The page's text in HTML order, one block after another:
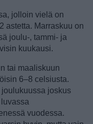
jolloin vielä on
astetta. Marraskuu on
joulu-, tammi- ja
kuukausi.
tai maaliskuun
6–8 celsiusta.
joskus
vuodessa.